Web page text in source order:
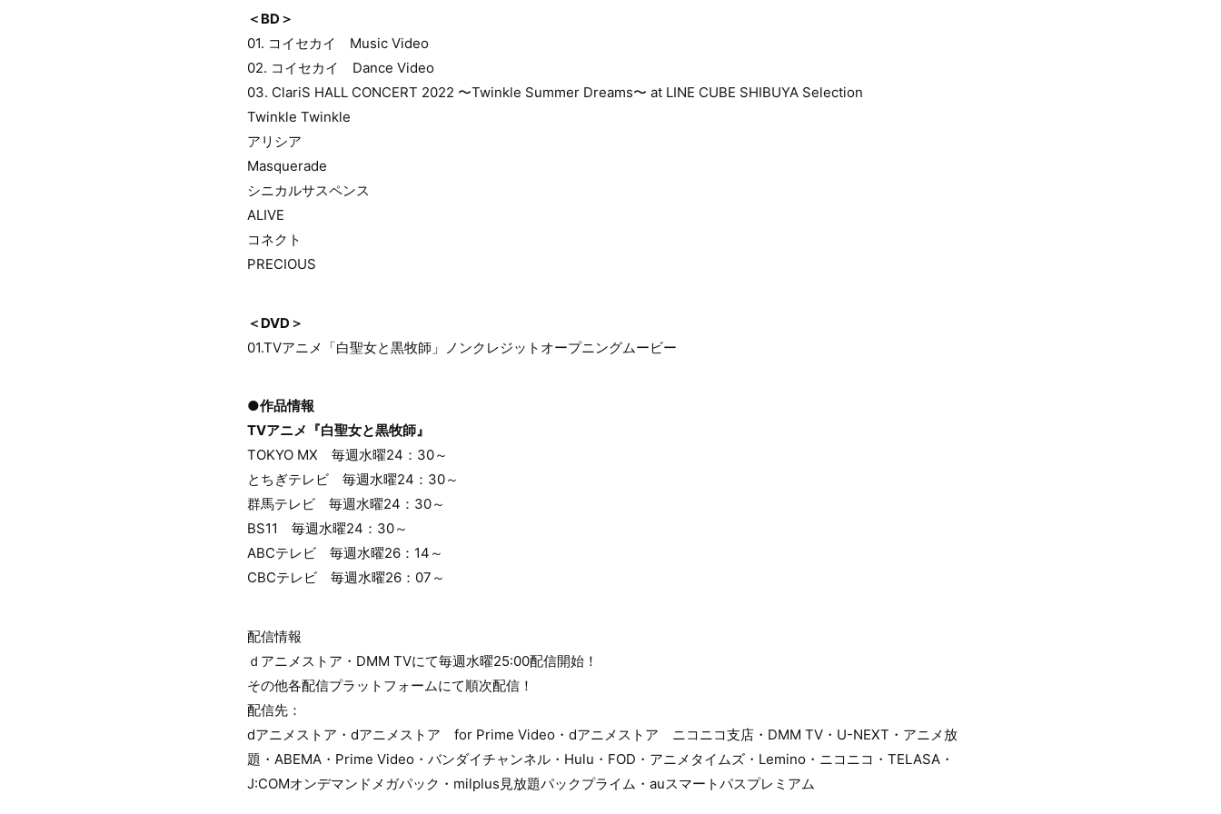
＜BD＞
01. コイセカイ Music Video
02. コイセカイ Dance Video
03. ClariS HALL CONCERT 2022 〜Twinkle Summer Dreams〜 at LINE CUBE SHIBUYA Selection
Twinkle Twinkle
アリシア
Masquerade
シニカルサスペンス
ALIVE
コネクト
PRECIOUS
＜DVD＞
01.TVアニメ「白聖女と黒牧師」ノンクレジットオープニングムービー
●作品情報
TVアニメ『白聖女と黒牧師』
TOKYO MX 毎週水曜24：30～
とちぎテレビ 毎週水曜24：30～
群馬テレビ 毎週水曜24：30～
BS11 毎週水曜24：30～
ABCテレビ 毎週水曜26：14～
CBCテレビ 毎週水曜26：07～
配信情報
ｄアニメストア・DMM TVにて毎週水曜25:00配信開始！
その他各配信プラットフォームにて順次配信！
配信先：
dアニメストア・dアニメストア for Prime Video・dアニメストア ニコニコ支店・DMM TV・U-NEXT・アニメ放
題・ABEMA・Prime Video・バンダイチャンネル・Hulu・FOD・アニメタイムズ・Lemino・ニコニコ・TELASA・
J:COMオンデマンドメガパック・milplus見放題パックプライム・auスマートパスプレミアム